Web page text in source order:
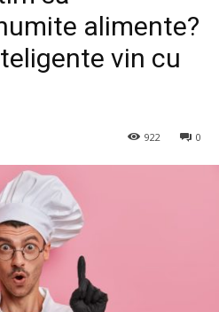
alimente?
vin cu
0
922